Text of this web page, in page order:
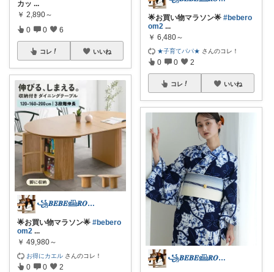
カッ ...
￥ 2,890～
0 0 6
コレ いいね
꧁𝑩𝑬𝑩𝑬𓊝𝑹𝑶𝑶𝑴꧂
🌟お買い物マラソン🌟 #bebero
om2 ...
￥ 49,980～
お得にカエル さんのコレ！
0 0 2
🌟お買い物マラソン🌟 #bebero
om2 ...
￥ 6,480～
★子育てパパ★ さんのコレ！
0 0 2
コレ いいね
꧁𝑩𝑬𝑩𝑬𓊝𝑹𝑶𝑶𝑴꧂